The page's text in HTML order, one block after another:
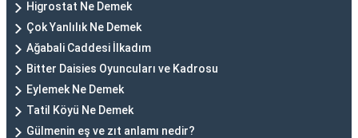
Higrostat Ne Demek
Çok Yanlılık Ne Demek
Ağabali Caddesi İlkadım
Bitter Daisies Oyuncuları ve Kadrosu
Eylemek Ne Demek
Tatil Köyü Ne Demek
Gülmenin eş ve zıt anlamı nedir?